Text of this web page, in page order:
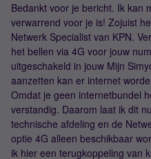
Bedankt voor je bericht. Ik kan
verwarrend voor je is! Zojuist
Netwerk Specialist van KPN.
het bellen via 4G voor jouw
uitgeschakeld in jouw Mijn
aanzetten kan er internet
Omdat je geen internetbundel
verstandig. Daarom laat ik dit
technische afdeling en de
optie 4G alleen beschikbaar
ik hier een terugkoppeling van